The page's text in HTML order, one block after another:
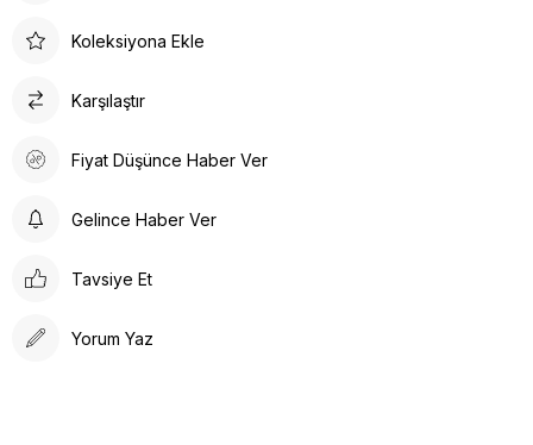
Koleksiyona Ekle
Karşılaştır
Fiyat Düşünce Haber Ver
Gelince Haber Ver
Tavsiye Et
Yorum Yaz